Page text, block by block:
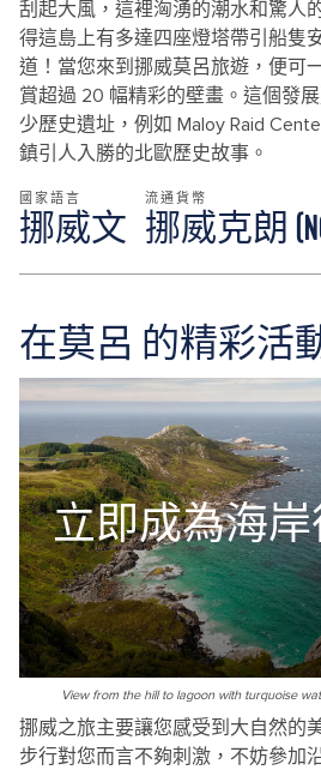
刮起大風，這裡洶湧的潮水和驚人
得這島上有多達四座燈塔帶引船隻
道！當您來到挪威莫呂旅遊，便可
賞超過 20 幅精彩的壁畫。這個發
少歷史遺址，例如 Maloy Raid
鎮引人入勝的北歐歷史故事。
國家語言
挪威文
流通貨幣
挪威克朗
在莫呂 的精彩活
立即成為海
View from the hill to lagoon with turquoise
挪威之旅主要讓您感受到大自然的
步行對您而言不夠刺激，不妨參加